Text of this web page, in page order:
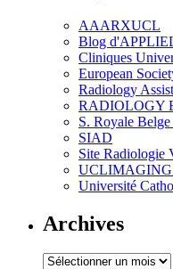
AAARXUCL
Blog
Cliniques
European
Radiology
RADIOLOGY
S. Royale
SIAD
Site Radiologie
Université
Archives
Archives